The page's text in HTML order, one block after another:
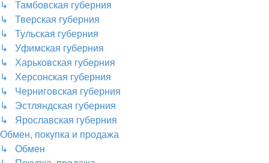
↳ Тамбовская губерния
↳ Тверская губерния
↳ Тульская губерния
↳ Уфимская губерния
↳ Харьковская губерния
↳ Херсонская губерния
↳ Черниговская губерния
↳ Эстляндская губерния
↳ Ярославская губерния
Обмен, покупка и продажа
↳ Обмен